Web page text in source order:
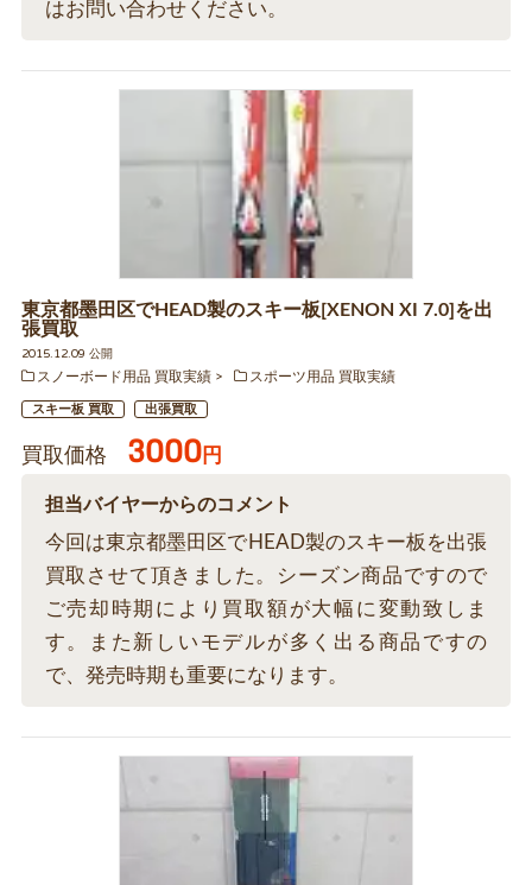
はお問い合わせください。
東京都墨田区でHEAD製のスキー板[XENON XI 7.0]を出
張買取
2015.12.09 公開
スノーボード用品 買取実績
スポーツ用品 買取実績
スキー板 買取 出張買取
買取価格 3000円
担当バイヤーからのコメント
今回は東京都墨田区でHEAD製のスキー板を出張
買取させて頂きました。シーズン商品ですので
ご売却時期により買取額が大幅に変動致しま
す。また新しいモデルが多く出る商品ですの
で、発売時期も重要になります。